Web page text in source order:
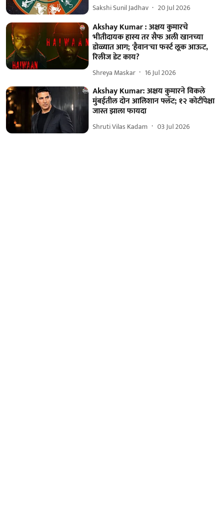
Sakshi Sunil Jadhav 20 Jul 2026
Akshay Kumar : अक्षय कुमारचे
भीतीदायक हास्य तर सैफ अली खानच्या
डोळ्यात आग; 'हैवान'चा फर्स्ट लूक आऊट,
रिलीज डेट काय?
Shreya Maskar 16 Jul 2026
Akshay Kumar: अक्षय कुमारने विकले
मुंबईतील दोन आलिशान फ्लॅट; १२ कोटींपेक्षा
जास्त झाला फायदा
Shruti Vilas Kadam 03 Jul 2026